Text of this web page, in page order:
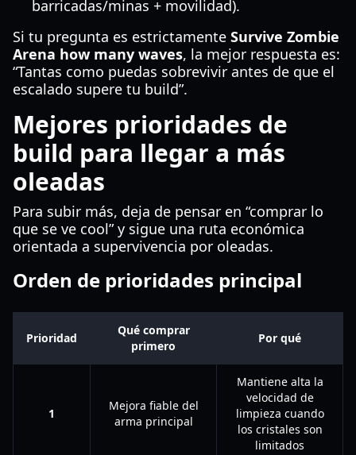
barricadas/minas + movilidad).
Si tu pregunta es estrictamente Survive Zombie
Arena how many waves, la mejor respuesta es:
“Tantas como puedas sobrevivir antes de que el
escalado supere tu build”.
Mejores prioridades de
build para llegar a más
oleadas
Para subir más, deja de pensar en “comprar lo
que se ve cool” y sigue una ruta económica
orientada a supervivencia por oleadas.
Orden de prioridades principal
Prioridad
Qué comprar
primero
Por qué
1
Mejora fiable del
arma principal
Mantiene alta la
velocidad de
limpieza cuando
los cristales son
limitados